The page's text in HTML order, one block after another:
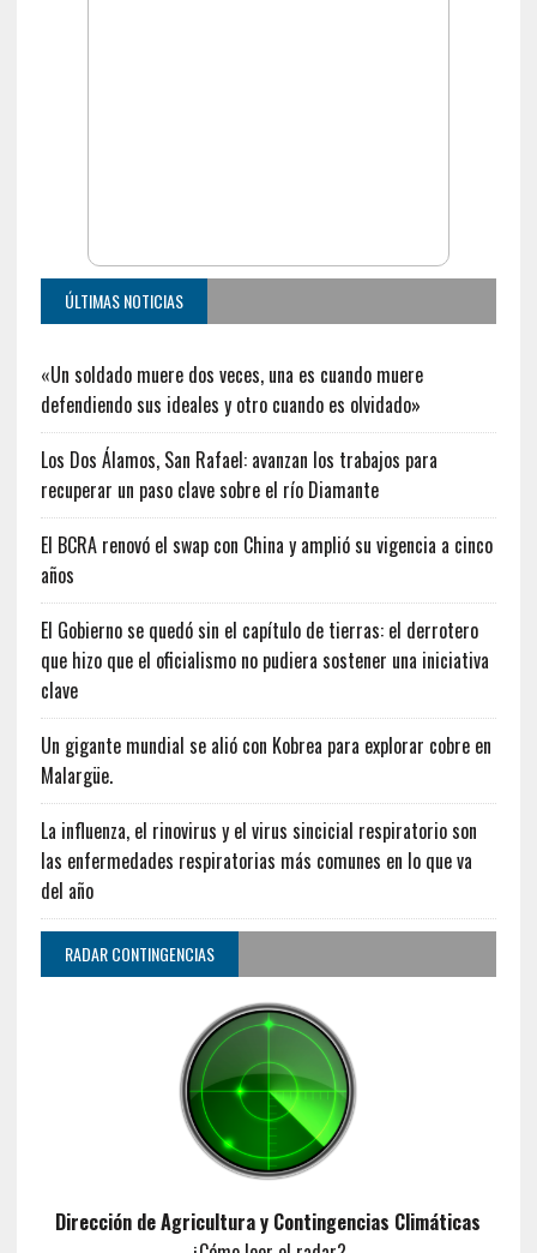
ÚLTIMAS NOTICIAS
«Un soldado muere dos veces, una es cuando muere
defendiendo sus ideales y otro cuando es olvidado»
Los Dos Álamos, San Rafael: avanzan los trabajos para
recuperar un paso clave sobre el río Diamante
El BCRA renovó el swap con China y amplió su vigencia a cinco
años
El Gobierno se quedó sin el capítulo de tierras: el derrotero
que hizo que el oficialismo no pudiera sostener una iniciativa
clave
Un gigante mundial se alió con Kobrea para explorar cobre en
Malargüe.
La influenza, el rinovirus y el virus sincicial respiratorio son
las enfermedades respiratorias más comunes en lo que va
del año
RADAR CONTINGENCIAS
Dirección de Agricultura y Contingencias Climáticas